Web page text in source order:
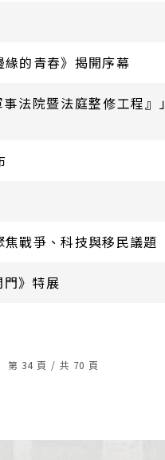
的青春》揭開序幕
法院暨法庭整修工程』」
戰爭、科技與移民議題
》特展
第 34 頁 / 共 70 頁